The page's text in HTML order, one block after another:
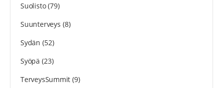
Suolisto(79)
Suunterveys (8)
Sydän (52)
Syöpä (23)
TerveysSummit (9)